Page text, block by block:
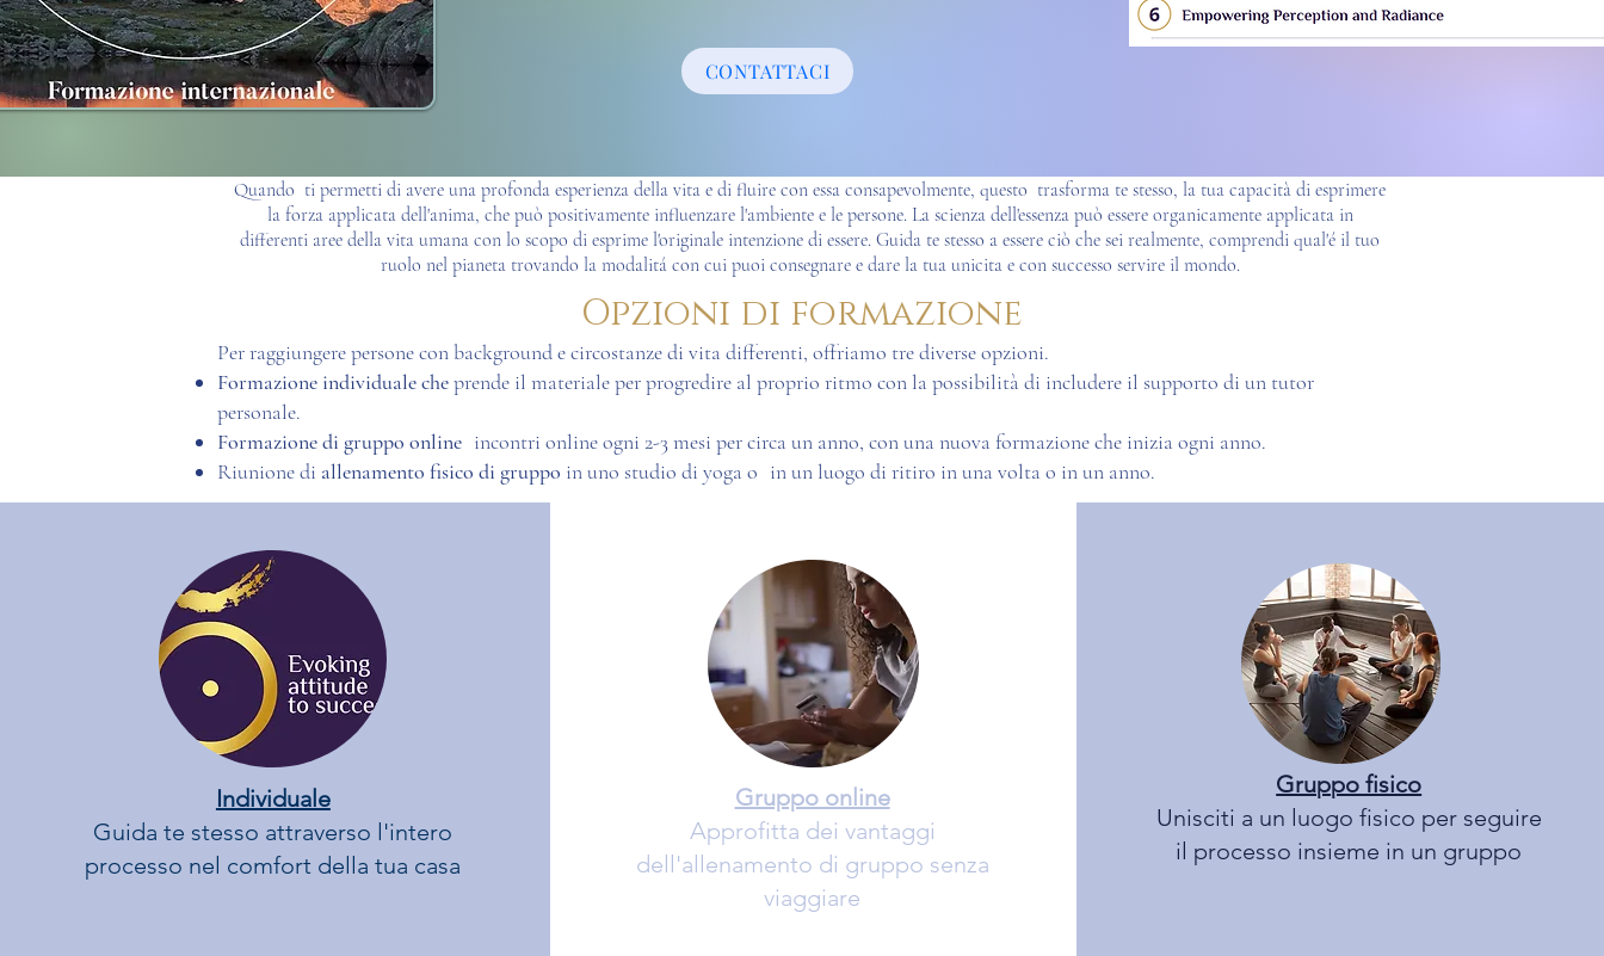
CONTATTACI
Quando ti permetti di avere una profonda esperienza della vita e di fluire con essa consapevolmente, questo trasforma te stesso, la tua capacità di esprimere
la forza applicata dell'anima, che può positivamente influenzare l'ambiente e le persone. La scienza dell'essenza può essere organicamente applicata in
differenti aree della vita umana con lo scopo di esprime l'originale intenzione di essere. Guida te stesso a essere ciò che sei realmente, comprendi qual'é il tuo
ruolo nel pianeta trovando la modalitá con cui puoi consegnare e dare la tua unicita e con successo servire il mondo.
Opzioni di formazione
Per raggiungere persone con background e circostanze di vita differenti, offriamo tre diverse opzioni.
Formazione individuale cheprende il materiale per progredire al proprio ritmo con la possibilità di includere il supporto di un tutor
personale.
Formazione di gruppo online incontri online ogni 2-3 mesi per circa un anno, con una nuova formazione che inizia ogni anno.
Riunione di allenamento fisico di gruppo in uno studio di yoga o in un luogo di ritiro in una volta o in un anno.
Individuale
Guida te stesso attraverso l'intero
processo nel comfort della tua casa
Gruppo online
Approfitta dei vantaggi
dell'allenamento di gruppo senza
viaggiare
Gruppo fisico
Unisciti a un luogo fisico per seguire
il processo insieme in un gruppo